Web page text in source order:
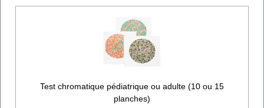
Test chromatique pédiatrique ou adulte (10 ou 15
planches)